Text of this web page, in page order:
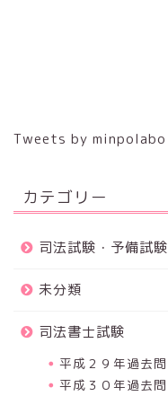
Tweets by minpolabo
カテゴリー
司法試験・予備試験
未分類
司法書士試験
平成２９年過去問
平成３０年過去問